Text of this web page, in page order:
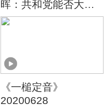
晖：共和党能否大面
积倒戈决定结果
《一槌定音》
20200628